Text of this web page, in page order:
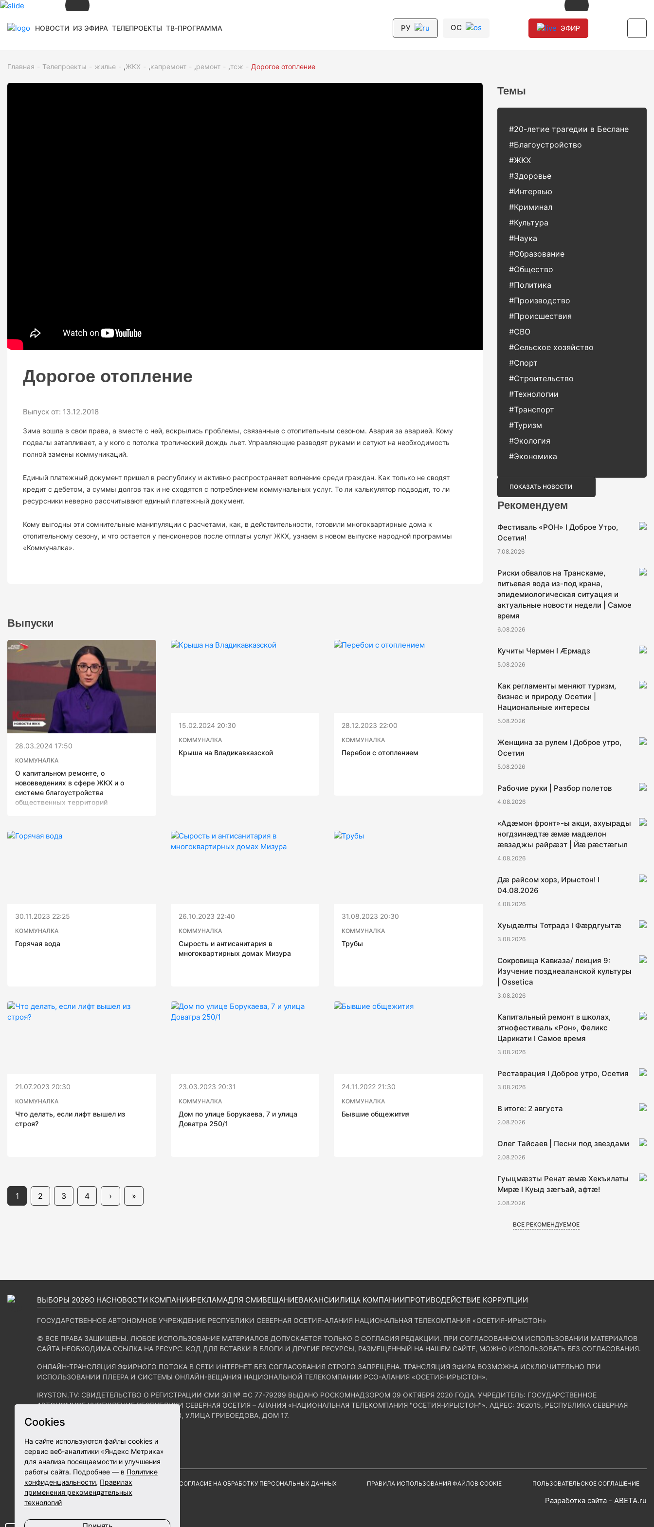
НОВОСТИ ИЗ ЭФИРА ТЕЛЕПРОЕКТЫ ТВ-ПРОГРАММА РУ ОС ЭФИР
СЕЙЧАС В ЭФИРЕ
СМОТРИТЕ ДАЛЕЕ
Главная Телепроекты жилье ,ЖКХ ,капремонт ,ремонт ,тсж Дорогое отопление
Дорогое отопление
Выпуск от: 13.12.2018
Зима вошла в свои права, а вместе с ней, вскрылись проблемы, связанные с отопительным сезоном. Авария за аварией. Кому
подвалы затапливает, а у кого с потолка тропический дождь льет. Управляющие разводят руками и сетуют на необходимость
полной замены коммуникаций.
Единый платежный документ пришел в республику и активно распространяет волнение среди граждан. Как только не сводят
кредит с дебетом, а суммы долгов так и не сходятся c потреблением коммунальных услуг. То ли калькулятор подводит, то ли
ресурсники неверно рассчитывают единый платежный документ.
Кому выгодны эти сомнительные манипуляции с расчетами, как, в действительности, готовили многоквартирные дома к
отопительному сезону, и что остается у пенсионеров после отплаты услуг ЖКХ, узнаем в новом выпуске народной программы
«Коммуналка».
Выпуски
28.03.2024 17:50
КОММУНАЛКА
О капитальном ремонте, о
нововведениях в сфере ЖКХ и о
системе благоустройства
общественных территорий
15.02.2024 20:30
КОММУНАЛКА
Крыша на Владикавказской
28.12.2023 22:00
КОММУНАЛКА
Перебои с отоплением
30.11.2023 22:25
КОММУНАЛКА
Горячая вода
26.10.2023 22:40
КОММУНАЛКА
Сырость и антисанитария в
многоквартирных домах Мизура
31.08.2023 20:30
КОММУНАЛКА
Трубы
21.07.2023 20:30
КОММУНАЛКА
Что делать, если лифт вышел из
строя?
23.03.2023 20:31
КОММУНАЛКА
Дом по улице Борукаева, 7 и улица
Доватра 250/1
24.11.2022 21:30
КОММУНАЛКА
Бывшие общежития
1 2 3 4 › »
Темы
#20-летие трагедии в Беслане
#Благоустройство
#ЖКХ
#Здоровье
#Интервью
#Криминал
#Культура
#Наука
#Образование
#Общество
#Политика
#Производство
#Происшествия
#СВО
#Сельское хозяйство
#Спорт
#Строительство
#Технологии
#Транспорт
#Туризм
#Экология
#Экономика
ПОКАЗАТЬ НОВОСТИ
Рекомендуем
Фестиваль «РОН» I Доброе Утро,
Осетия!
7.08.2026
Риски обвалов на Транскаме,
питьевая вода из-под крана,
эпидемиологическая ситуация и
актуальные новости недели | Самое
время
6.08.2026
Кучиты Чермен I Æрмадз
5.08.2026
Как регламенты меняют туризм,
бизнес и природу Осетии |
Национальные интересы
5.08.2026
Женщина за рулем I Доброе утро,
Осетия
5.08.2026
Рабочие руки | Разбор полетов
4.08.2026
«Адæмон фронт»-ы акци, ахуырады
ногдзинæдтæ æмæ мадæлон
æвзаджы райрæзт | Йæ рæстæгыл
4.08.2026
Дæ райсом хорз, Ирыстон! I
04.08.2026
4.08.2026
Хуыдæлты Тотрадз I Фæрдгуытæ
3.08.2026
Сокровища Кавказа/ лекция 9:
Изучение позднеаланской культуры
| Ossetica
3.08.2026
Капитальный ремонт в школах,
этнофестиваль «Рон», Феликс
Царикати I Самое время
3.08.2026
Реставрация I Доброе утро, Осетия
3.08.2026
В итоге: 2 августа
2.08.2026
Олег Тайсаев | Песни под звездами
2.08.2026
Гуыцмӕзты Ренат ӕмӕ Хекъилаты
Мирӕ I Куыд зӕгъай, афтӕ!
2.08.2026
ВСЕ РЕКОМЕНДУЕМОЕ
ВЫБОРЫ 2026О НАСНОВОСТИ КОМПАНИИРЕКЛАМАДЛЯ СМИВЕЩАНИЕВАКАНСИИЛИЦА КОМПАНИИПРОТИВОДЕЙСТВИЕ КОРРУПЦИИ
ГОСУДАРСТВЕННОЕ АВТОНОМНОЕ УЧРЕЖДЕНИЕ РЕСПУБЛИКИ СЕВЕРНАЯ ОСЕТИЯ-АЛАНИЯ НАЦИОНАЛЬНАЯ ТЕЛЕКОМПАНИЯ «ОСЕТИЯ-ИРЫСТОН»
© ВСЕ ПРАВА ЗАЩИЩЕНЫ. ЛЮБОЕ ИСПОЛЬЗОВАНИЕ МАТЕРИАЛОВ ДОПУСКАЕТСЯ ТОЛЬКО С СОГЛАСИЯ РЕДАКЦИИ. ПРИ СОГЛАСОВАННОМ ИСПОЛЬЗОВАНИИ МАТЕРИАЛОВ
САЙТА НЕОБХОДИМА ССЫЛКА НА РЕСУРС. КОД ДЛЯ ВСТАВКИ В БЛОГИ И ДРУГИЕ РЕСУРСЫ, РАЗМЕЩЕННЫЙ НА НАШЕМ САЙТЕ, МОЖНО ИСПОЛЬЗОВАТЬ БЕЗ СОГЛАСОВАНИЯ.
ОНЛАЙН-ТРАНСЛЯЦИЯ ЭФИРНОГО ПОТОКА В СЕТИ ИНТЕРНЕТ БЕЗ СОГЛАСОВАНИЯ СТРОГО ЗАПРЕЩЕНА. ТРАНСЛЯЦИЯ ЭФИРА ВОЗМОЖНА ИСКЛЮЧИТЕЛЬНО ПРИ
ИСПОЛЬЗОВАНИИ ПЛЕЕРА И СИСТЕМЫ ОНЛАЙН-ВЕЩАНИЯ НАЦИОНАЛЬНОЙ ТЕЛЕКОМПАНИИ РСО-АЛАНИЯ «ОСЕТИЯ-ИРЫСТОН».
IRYSTON.TV: CВИДЕТЕЛЬСТВО О РЕГИСТРАЦИИ СМИ ЭЛ № ФС 77-79299 ВЫДАНО РОСКОМНАДЗОРОМ 09 ОКТЯБРЯ 2020 ГОДА. УЧРЕДИТЕЛЬ: ГОСУДАРСТВЕННОЕ
АВТОНОМНОЕ УЧРЕЖДЕНИЕ РЕСПУБЛИКИ СЕВЕРНАЯ ОСЕТИЯ – АЛАНИЯ «НАЦИОНАЛЬНАЯ ТЕЛЕКОМПАНИЯ "ОСЕТИЯ-ИРЫСТОН"». АДРЕС: 362015, РЕСПУБЛИКА СЕВЕРНАЯ
ОСЕТИЯ – АЛАНИЯ, ГОРОД ВЛАДИКАВКАЗ, УЛИЦА ГРИБОЕДОВА, ДОМ 17.
EMAIL:MAIL@IRYSTON.TV
ТЕЛ.:8 867 272-28-82,+7 918-822-64-64
ПОЛИТИКА КОНФИДЕНЦИАЛЬНОСТИ СОГЛАСИЕ НА ОБРАБОТКУ ПЕРСОНАЛЬНЫХ ДАННЫХ ПРАВИЛА ИСПОЛЬЗОВАНИЯ ФАЙЛОВ COOKIE ПОЛЬЗОВАТЕЛЬСКОЕ СОГЛАШЕНИЕ
Разработка сайта - ABETA.ru
Cookies
На сайте используются файлы cookies и
сервис веб-аналитики «Яндекс Метрика»
для анализа посещаемости и улучшения
работы сайта. Подробнее — в Политике
конфиденциальности, Правилах
применения рекомендательных
технологий